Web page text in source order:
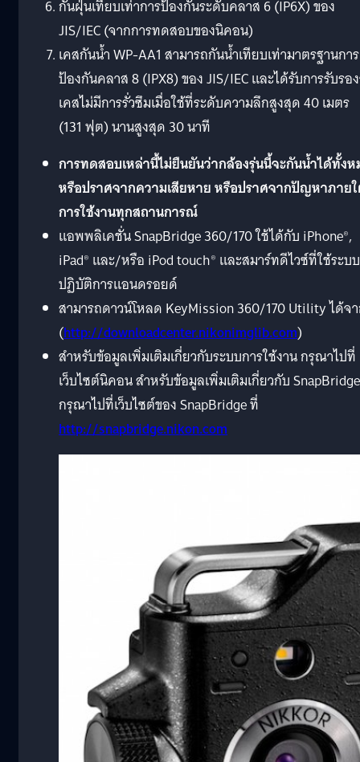
กันฝุ่นเทียบเท่าการป้องกันระดับคลาส 6 (IP6X) ของ
JIS/IEC (จากการทดสอบของนิคอน)
เคสกันน้ำ WP-AA1 สามารถกันน้ำเทียบเท่ามาตรฐานการ
ป้องกันคลาส 8 (IPX8) ของ JIS/IEC และได้รับการรับรอ
เคสไม่มีการรั่วซึมเมื่อใช้ที่ระดับความลึกสูงสุด 40 เมตร
(131 ฟุต) นานสูงสุด 30 นาที
การทดสอบเหล่านี้ไม่ยืนยันว่ากล้องรุ่นนี้จะกันน้ำได้ทั้ง
หรือปราศจากความเสียหาย หรือปราศจากปัญหาภาย
การใช้งานทุกสถานการณ์
แอพพลิเคชั่น SnapBridge 360/170 ใช้ได้กับ iPhone®,
iPad® และ/หรือ iPod touch® และสมาร์ทดีไวซ์ที่ใช้ระบบ
ปฏิบัติการแอนดรอยด์
สามารถดาวน์โหลด KeyMission 360/170 Utility ได้จ
(http://downloadcenter.nikonimglib.com)
สำหรับข้อมูลเพิ่มเติมเกี่ยวกับระบบการใช้งาน กรุณาไปที่
เว็บไซต์นิคอน สำหรับข้อมูลเพิ่มเติมเกี่ยวกับ SnapBridge
กรุณาไปที่เว็บไซต์ของ SnapBridge ที่
http://snapbridge.nikon.com